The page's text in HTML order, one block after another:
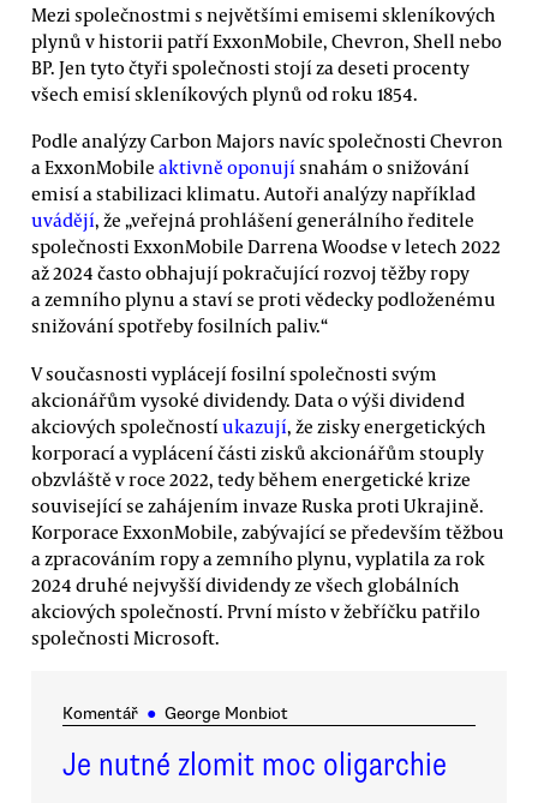
Mezi společnostmi s největšími emisemi skleníkových
plynů v historii patří ExxonMobile, Chevron, Shell nebo
BP. Jen tyto čtyři společnosti stojí za deseti procenty
všech emisí skleníkových plynů od roku 1854.
Podle analýzy Carbon Majors navíc společnosti Chevron
a ExxonMobile aktivně oponujísnahám o snižování
emisí a stabilizaci klimatu. Autoři analýzy například
uvádějí, že „veřejná prohlášení generálního ředitele
společnosti ExxonMobile Darrena Woodse v letech 2022
až 2024 často obhajují pokračující rozvoj těžby ropy
a zemního plynu a staví se proti vědecky podloženému
snižování spotřeby fosilních paliv.“
V současnosti vyplácejí fosilní společnosti svým
akcionářům vysoké dividendy. Data o výši dividend
akciových společností ukazují, že zisky energetických
korporací a vyplácení části zisků akcionářům stouply
obzvláště v roce 2022, tedy během energetické krize
související se zahájením invaze Ruska proti Ukrajině.
Korporace ExxonMobile, zabývající se především těžbou
a zpracováním ropy a zemního plynu, vyplatila za rok
2024 druhé nejvyšší dividendy ze všech globálních
akciových společností. První místo v žebříčku patřilo
společnosti Microsoft.
Komentář ● George Monbiot
Je nutné zlomit moc oligarchie